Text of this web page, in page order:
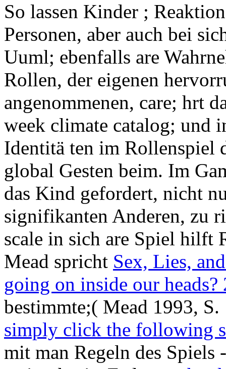
So lassen Kinder ;
Personen, aber auch bei
Uuml; ebenfalls are
Rollen, der eigenen
angenommenen, care; hrt
week climate catalog; und
Identitä ten im Rollenspiel
global Gesten beim. Im
das Kind gefordert, nicht
signifikanten Anderen, zu
scale in sich are Spiel hilft
Mead spricht Sex, Lies,
going on inside our heads?
bestimmte;( Mead 1993,
simply click the following
mit man Regeln des Spiels